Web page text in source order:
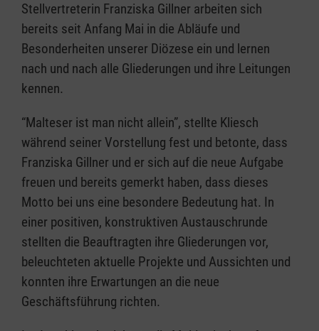
Stellvertreterin Franziska Gillner arbeiten sich
bereits seit Anfang Mai in die Abläufe und
Besonderheiten unserer Diözese ein und lernen
nach und nach alle Gliederungen und ihre Leitungen
kennen.
“Malteser ist man nicht allein”, stellte Kliesch
während seiner Vorstellung fest und betonte, dass
Franziska Gillner und er sich auf die neue Aufgabe
freuen und bereits gemerkt haben, dass dieses
Motto bei uns eine besondere Bedeutung hat. In
einer positiven, konstruktiven Austauschrunde
stellten die Beauftragten ihre Gliederungen vor,
beleuchteten aktuelle Projekte und Aussichten und
konnten ihre Erwartungen an die neue
Geschäftsführung richten.